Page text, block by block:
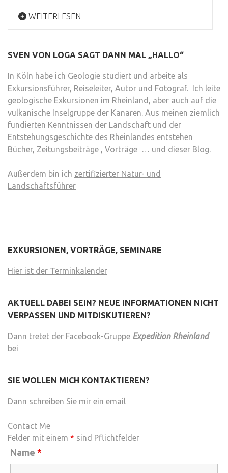
WEITERLESEN
SVEN VON LOGA SAGT DANN MAL „HALLO“
In Köln habe ich Geologie studiert und arbeite als
Exkursionsführer, Reiseleiter, Autor und Fotograf. Ich leite
geologische Exkursionen im Rheinland, aber auch auf die
vulkanische Inselgruppe der Kanaren. Aus meinen ziemlich
fundierten Kenntnissen der Landschaft und der
Entstehungsgeschichte des Rheinlandes entstehen
Bücher, Zeitungsbeiträge , Vorträge … und dieser Blog.
Außerdem bin ich zertifizierter Natur- und
Landschaftsführer
EXKURSIONEN, VORTRÄGE, SEMINARE
Hier ist der Terminkalender
AKTUELL DABEI SEIN? NEUE INFORMATIONEN NICHT
VERPASSEN UND MITDISKUTIEREN?
Dann tretet der Facebook-Gruppe Expedition Rheinland
bei
SIE WOLLEN MICH KONTAKTIEREN?
Dann schreiben Sie mir ein email
Contact Me
Felder mit einem * sind Pflichtfelder
Name *